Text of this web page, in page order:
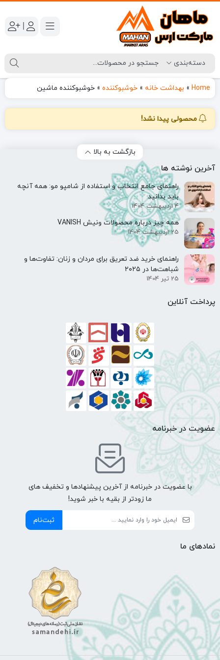
|
Home
» بهداشت خانه » خوشبوکننده » خوشبوکننده ماشین
محصولی پیدا نشد!
بازگشت به بالا
آخرین نوشته ها
راهنمای جامع انتخاب و استفاده از شامپو مو: همه آنچه
باید بدانید
4 اردیبهشت 1404
همه‌ چیز درباره محصولات ونیش VANISH
25 اردیبهشت 1404
راهنمای خرید ضد تعریق برای مردان و زنان: تفاوت‌ها و
شباهت‌ها در ۲۰۲۵
25 تیر 1404
پرداخت آنلاین
عضویت در خبرنامه
با عضویت در خبرنامه از آخرین پیشنهادها و تخفیف های
ما زودتر از بقیه با خبر شوید!
ثبت‌نام
نمادهای ما